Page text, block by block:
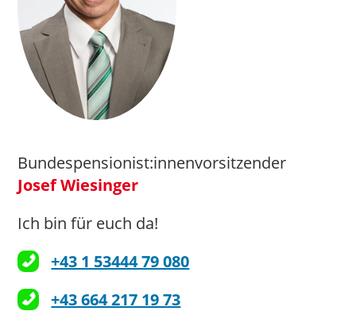
Bundespensionist:innenvorsitzender
Josef Wiesinger
Ich bin für euch da!
+43 1 53444 79 080
+43 664 217 19 73